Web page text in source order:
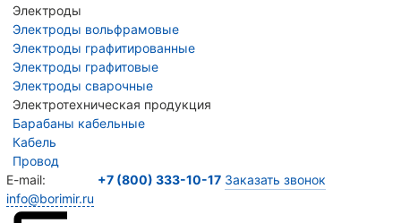
Электроды
Электроды вольфрамовые
Электроды графитированные
Электроды графитовые
Электроды сварочные
Электротехническая продукция
Барабаны кабельные
Кабель
Провод
E-mail:
info@borimir.ru
+7 (800) 333-10-17 Заказать звонок